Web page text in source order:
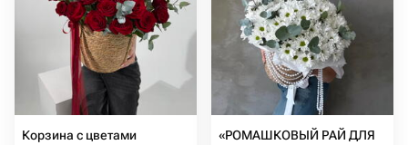
Корзина с цветами
«РОМАШКОВЫЙ РАЙ ДЛЯ